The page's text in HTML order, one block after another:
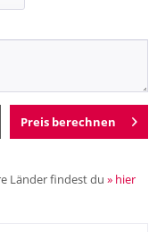
Preis berechnen
Länder findest du » hier